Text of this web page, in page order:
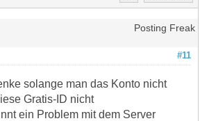
Posting Freak
#11
solange man das Konto nicht
Gratis-ID nicht
ein Problem mit dem Server